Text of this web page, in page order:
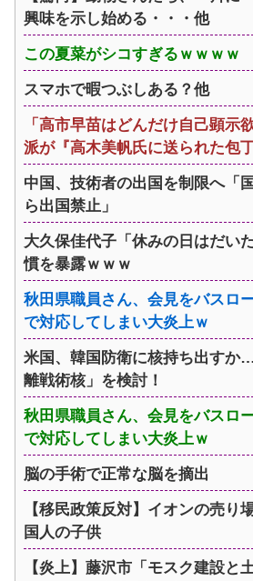
興味を示し始める・・・他
この夏菜がシコすぎるｗｗｗｗ
スマホで暇つぶしある？他
「高市早苗はどんだけ自己顕示
派が『高木美帆氏に送られた包
中国、技術者の出国を制限へ「
ら出国禁止」
大久保佳代子「休みの日はだい
慣を暴露ｗｗｗ
秋田県職員さん、会見をバスロ
で対応してしまい大炎上ｗ
米国、韓国防衛に核持ち出すか
離戦術核」を検討！
秋田県職員さん、会見をバスロ
で対応してしまい大炎上ｗ
脳の手術で正常な脳を摘出
【移民政策反対】イオンの売り
国人の子供
【炎上】藤沢市「モスク建設と